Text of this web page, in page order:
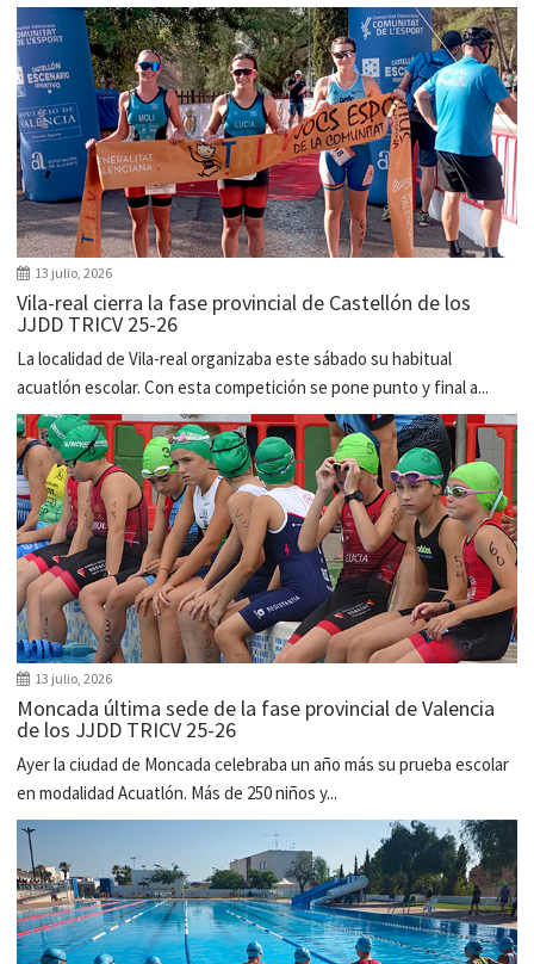
13 julio, 2026
Vila-real cierra la fase provincial de Castellón de los
JJDD TRICV 25-26
La localidad de Vila-real organizaba este sábado su habitual
acuatlón escolar. Con esta competición se pone punto y final a...
13 julio, 2026
Moncada última sede de la fase provincial de Valencia
de los JJDD TRICV 25-26
Ayer la ciudad de Moncada celebraba un año más su prueba escolar
en modalidad Acuatlón. Más de 250 niños y...